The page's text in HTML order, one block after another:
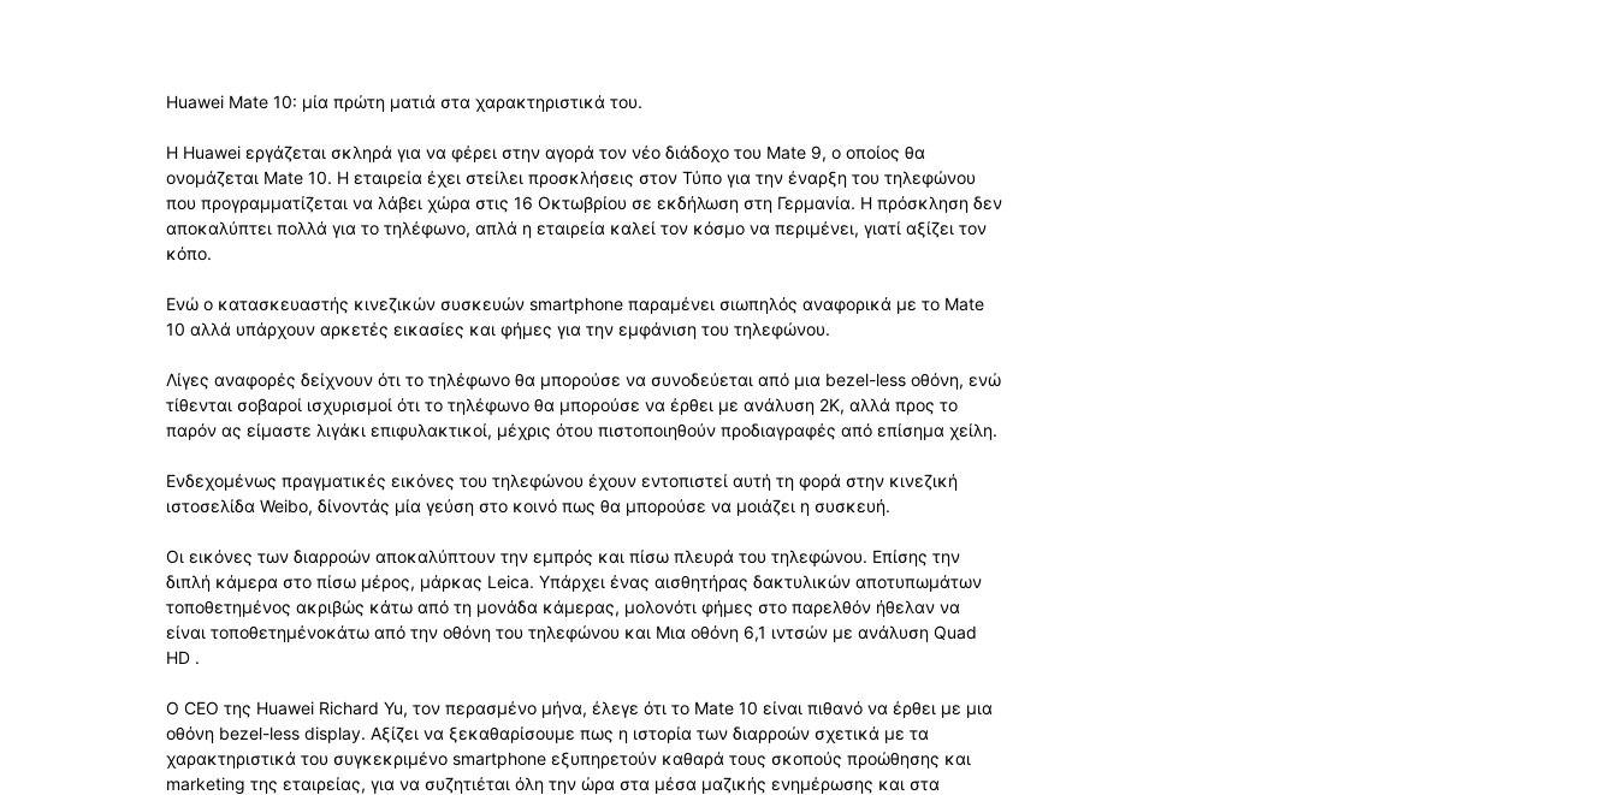
Huawei Mate 10: μία πρώτη ματιά στα χαρακτηριστικά του.
Η Huawei εργάζεται σκληρά για να φέρει στην αγορά τον νέο διάδοχο του Mate 9, ο οποίος θα
ονομάζεται Mate 10. Η εταιρεία έχει στείλει προσκλήσεις στον Τύπο για την έναρξη του τηλεφώνου
που προγραμματίζεται να λάβει χώρα στις 16 Οκτωβρίου σε εκδήλωση στη Γερμανία. Η πρόσκληση δεν
αποκαλύπτει πολλά για το τηλέφωνο, απλά η εταιρεία καλεί τον κόσμο να περιμένει, γιατί αξίζει τον
κόπο.
Ενώ ο κατασκευαστής κινεζικών συσκευών smartphone παραμένει σιωπηλός αναφορικά με το Mate
10 αλλά υπάρχουν αρκετές εικασίες και φήμες για την εμφάνιση του τηλεφώνου.
Λίγες αναφορές δείχνουν ότι το τηλέφωνο θα μπορούσε να συνοδεύεται από μια bezel-less οθόνη, ενώ
τίθενται σοβαροί ισχυρισμοί ότι το τηλέφωνο θα μπορούσε να έρθει με ανάλυση 2K, αλλά προς το
παρόν ας είμαστε λιγάκι επιφυλακτικοί, μέχρις ότου πιστοποιηθούν προδιαγραφές από επίσημα χείλη.
Ενδεχομένως πραγματικές εικόνες του τηλεφώνου έχουν εντοπιστεί αυτή τη φορά στην κινεζική
ιστοσελίδα Weibo, δίνοντάς μία γεύση στο κοινό πως θα μπορούσε να μοιάζει η συσκευή.
Οι εικόνες των διαρροών αποκαλύπτουν την εμπρός και πίσω πλευρά του τηλεφώνου. Επίσης την
διπλή κάμερα στο πίσω μέρος, μάρκας Leica. Υπάρχει ένας αισθητήρας δακτυλικών αποτυπωμάτων
τοποθετημένος ακριβώς κάτω από τη μονάδα κάμερας, μολονότι φήμες στο παρελθόν ήθελαν να
είναι τοποθετημένοκάτω από την οθόνη του τηλεφώνου και Μια οθόνη 6,1 ιντσών με ανάλυση Quad
HD .
Ο CEO της Huawei Richard Yu, τον περασμένο μήνα, έλεγε ότι το Mate 10 είναι πιθανό να έρθει με μια
οθόνη bezel-less display. Αξίζει να ξεκαθαρίσουμε πως η ιστορία των διαρροών σχετικά με τα
χαρακτηριστικά του συγκεκριμένο smartphone εξυπηρετούν καθαρά τους σκοπούς προώθησης και
marketing της εταιρείας, για να συζητιέται όλη την ώρα στα μέσα μαζικής ενημέρωσης και στα